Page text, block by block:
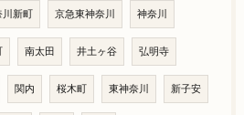
新町 京急東神奈川 神奈川
南太田 井土ヶ谷 弘明寺
関内 桜木町 東神奈川 新子安